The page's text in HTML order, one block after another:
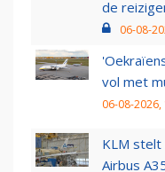
de
06-08-
vol met
06-08-2026,
KLM
Airbus